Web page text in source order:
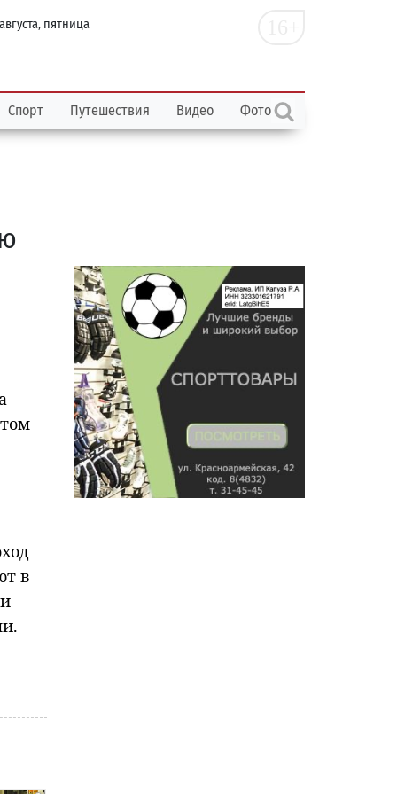
пятница
Спорт Путешествия Видео Фото
в